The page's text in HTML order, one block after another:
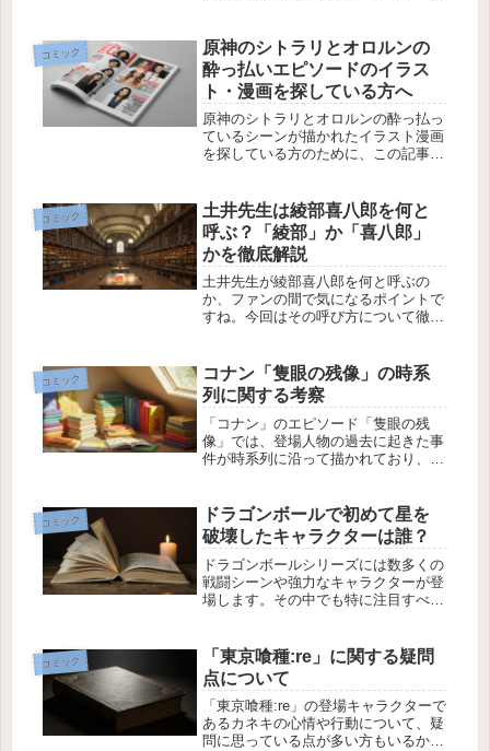
す。作品の特徴と魅力『こういうのが
いい』は、束縛彼女とモラハラ彼氏に
辟...
コミック
原神のシトラリとオロルンの
酔っ払いエピソードのイラス
ト・漫画を探している方へ
原神のシトラリとオロルンの酔っ払っ
ているシーンが描かれたイラスト漫画
を探している方のために、この記事で
タが含まれているという情報もあるた
め、イラストの特定に役立つ情報をま
と...
コミック
土井先生は綾部喜八郎を何と
呼ぶ？「綾部」か「喜八郎」
かを徹底解説
土井先生が綾部喜八郎を何と呼ぶの
か、ファンの間で気になるポイントで
すね。今回はその呼び方について徹底
先生と綾部喜八郎の関係性土井先生と
綾部喜八郎は、物語の中で非常に重要
なキ...
コミック
コナン「隻眼の残像」の時系
列に関する考察
「コナン」のエピソード「隻眼の残
像」では、登場人物の過去に起きた事
件が時系列に沿って描かれており、そ
いて理解が難しいとの質問がありまし
た。この記事では、その時系列を整理
し、...
コミック
ドラゴンボールで初めて星を
破壊したキャラクターは誰？
ドラゴンボールシリーズには数多くの
戦闘シーンや強力なキャラクターが登
場します。その中でも特に注目すべき
初めて星を破壊したキャラクターにつ
いて詳しく見ていきましょう。ドラゴ
ン...
コミック
「東京喰種:re」に関する疑問
点について
「東京喰種:re」の登場キャラクターで
あるカネキの心情や行動について、疑
問に思っている点が多い方もいるかと